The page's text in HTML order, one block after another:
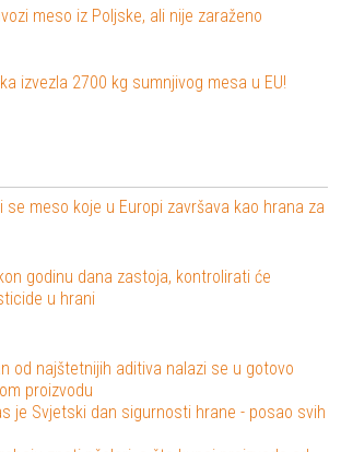
meso iz Poljske, ali nije zaraženo
izvezla 2700 kg sumnjivog mesa u EU!
se meso koje u Europi završava kao hrana za
godinu dana zastoja, kontrolirati će
u hrani
od najštetnijih aditiva nalazi se u gotovo
proizvodu
je Svjetski dan sigurnosti hrane - posao svih